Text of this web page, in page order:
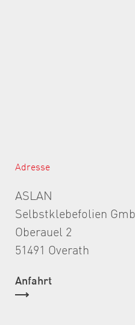
Adresse
ASLAN
Selbstklebefolien
Oberauel 2
51491 Overath
Anfahrt